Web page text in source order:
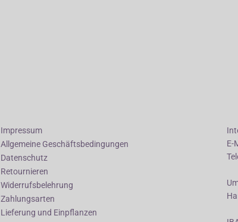
Impressum
Allgemeine Geschäftsbedingungen
Datenschutz
Retournieren
Widerrufsbelehrung
Zahlungsarten
Lieferung und Einpflanzen
E-